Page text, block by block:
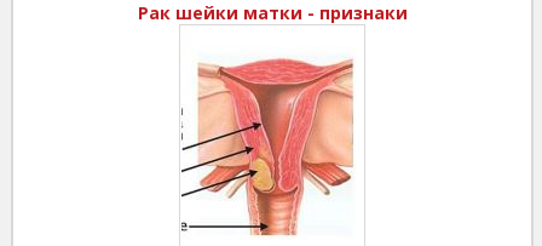
Рак шейки матки - признаки